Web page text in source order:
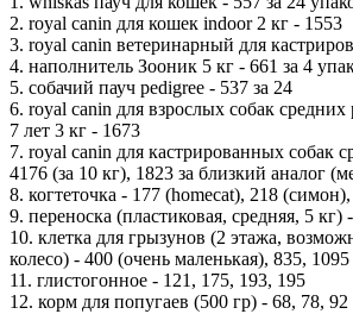
2. royal canin для кошек indoor 2 кг - 1553
3. royal canin ветеринарный для
4. наполнитель Зооник 5 кг - 661 за 4
5. собачий пауч pedigree - 537 за 24
6. royal canin для взрослых собак средних
7 лет 3 кг - 1673
7. royal canin для кастрированных собак
4176 (за 10 кг), 1823 за близкий аналог
8. когтеточка - 177 (homecat), 218
9. переноска (пластиковая, средняя, 5 кг)
10. клетка для грызунов (2 этажа,
колесо) - 400 (очень маленькая), 835, 1095
11. глистогонное - 121, 175, 193, 195
12. корм для попугаев (500 гр) - 68, 78, 92